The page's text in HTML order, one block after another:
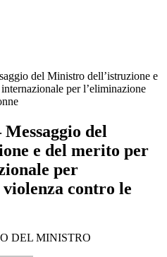
del Ministro dell’istruzione e
per l’eliminazione
del
e del merito per
per
contro le
DEL MINISTRO